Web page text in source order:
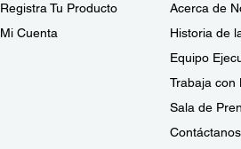
Registra Tu Producto
Mi Cuenta
Acerca de
Historia de
Equipo
Trabaja con
Sala de
Contáctanos